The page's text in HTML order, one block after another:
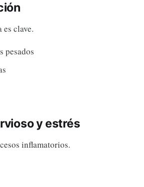
clave.
pesados
y estrés
inflamatorios.